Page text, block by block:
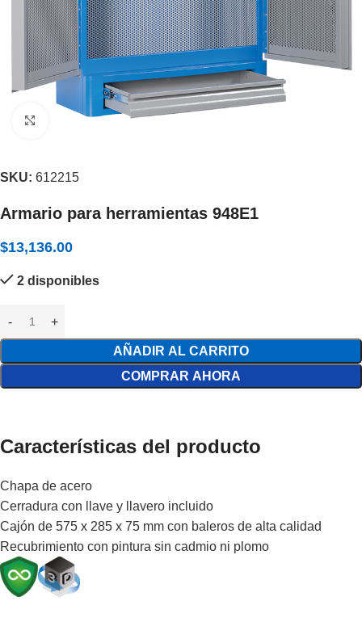
Expandir
SKU: 612215
Armario para herramientas 948E1
$13,136.00
2 disponibles
AÑADIR AL CARRITO
COMPRAR AHORA
Características del producto
Chapa de acero
Cerradura con llave y llavero incluido
Cajón de 575 x 285 x 75 mm con baleros de alta calidad
Recubrimiento con pintura sin cadmio ni plomo